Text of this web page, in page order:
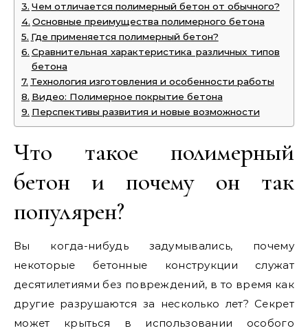
Чем отличается полимерный бетон от обычного?
Основные преимущества полимерного бетона
Где применяется полимерный бетон?
Сравнительная характеристика различных типов
бетона
Технология изготовления и особенности работы
Видео: Полимерное покрытие бетона
Перспективы развития и новые возможности
Что такое полимерный
бетон и почему он так
популярен?
Вы когда-нибудь задумывались, почему
некоторые бетонные конструкции служат
десятилетиями без повреждений, в то время как
другие разрушаются за несколько лет? Секрет
может крыться в использовании особого